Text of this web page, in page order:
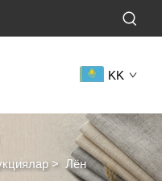
KK
> Лён